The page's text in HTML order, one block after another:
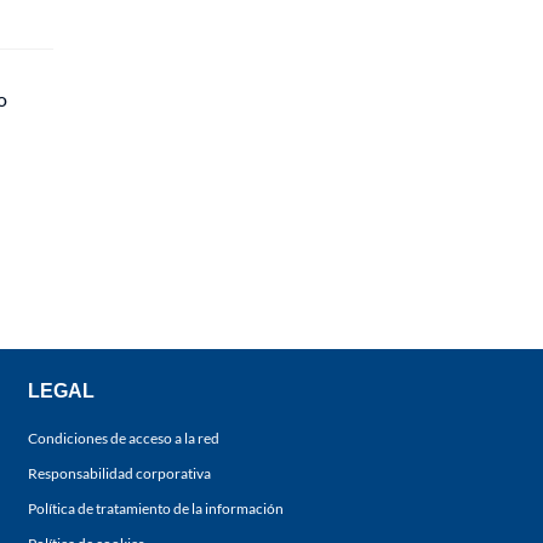
LEGAL
Condiciones de acceso a la red
Responsabilidad corporativa
Política de tratamiento de la información